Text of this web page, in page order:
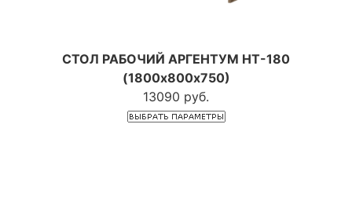
СТОЛ РАБОЧИЙ АРГЕНТУМ НТ-180
(1800х800х750)
13090 руб.